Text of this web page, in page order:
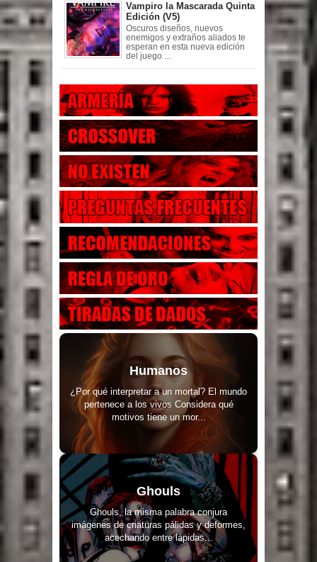
Vampiro la Mascarada Quinta
Edición (V5)
Oscuros diseños, nuevos
enemigos y extraños aliados te
esperan en esta nueva edición
del juego ...
Humanos
¿Por qué interpretar a un mortal? El mundo
pertenece a los vivos Considera qué
motivos tiene un mor...
Ghouls
Ghouls, la misma palabra conjura
imágenes de criaturas pálidas y deformes,
acechando entre lápidas...